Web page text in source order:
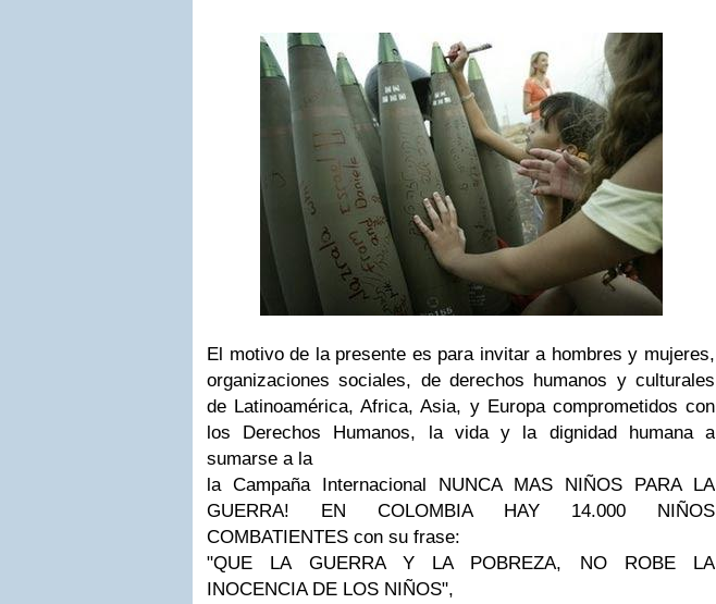
El motivo de la presente es para invitar a hombres y mujeres,
organizaciones sociales, de derechos humanos y culturales
de Latinoamérica, Africa, Asia, y Europa comprometidos con
los Derechos Humanos, la vida y la dignidad humana a
sumarse a la
la Campaña Internacional NUNCA MAS NIÑOS PARA LA
GUERRA! EN COLOMBIA HAY 14.000 NIÑOS
COMBATIENTES con su frase:
"QUE LA GUERRA Y LA POBREZA, NO ROBE LA
INOCENCIA DE LOS NIÑOS",